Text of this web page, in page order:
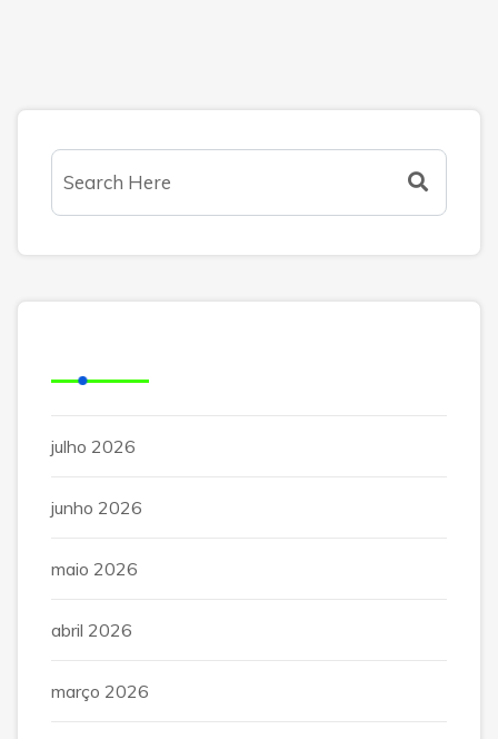
julho 2026
junho 2026
maio 2026
abril 2026
março 2026